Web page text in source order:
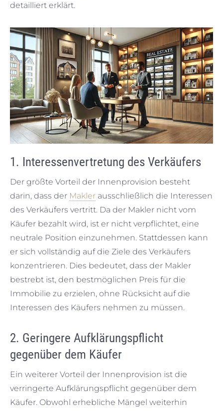
detailliert erklärt.
1. Interessenvertretung des Verkäufers
Der größte Vorteil der Innenprovision besteht
darin, dass der Makler ausschließlich die Interessen
des Verkäufers vertritt. Da der Makler nicht vom
Käufer bezahlt wird, ist er nicht verpflichtet, eine
neutrale Position einzunehmen. Stattdessen kann
er sich vollständig auf die Ziele des Verkäufers
konzentrieren. Dies bedeutet, dass der Makler
bestrebt ist, den bestmöglichen Preis für die
Immobilie zu erzielen, ohne Rücksicht auf die
Interessen des Käufers nehmen zu müssen.
2. Geringere Aufklärungspflicht
gegenüber dem Käufer
Ein weiterer Vorteil der Innenprovision ist die
verringerte Aufklärungspflicht gegenüber dem
Käufer. Obwohl erhebliche Mängel weiterhin